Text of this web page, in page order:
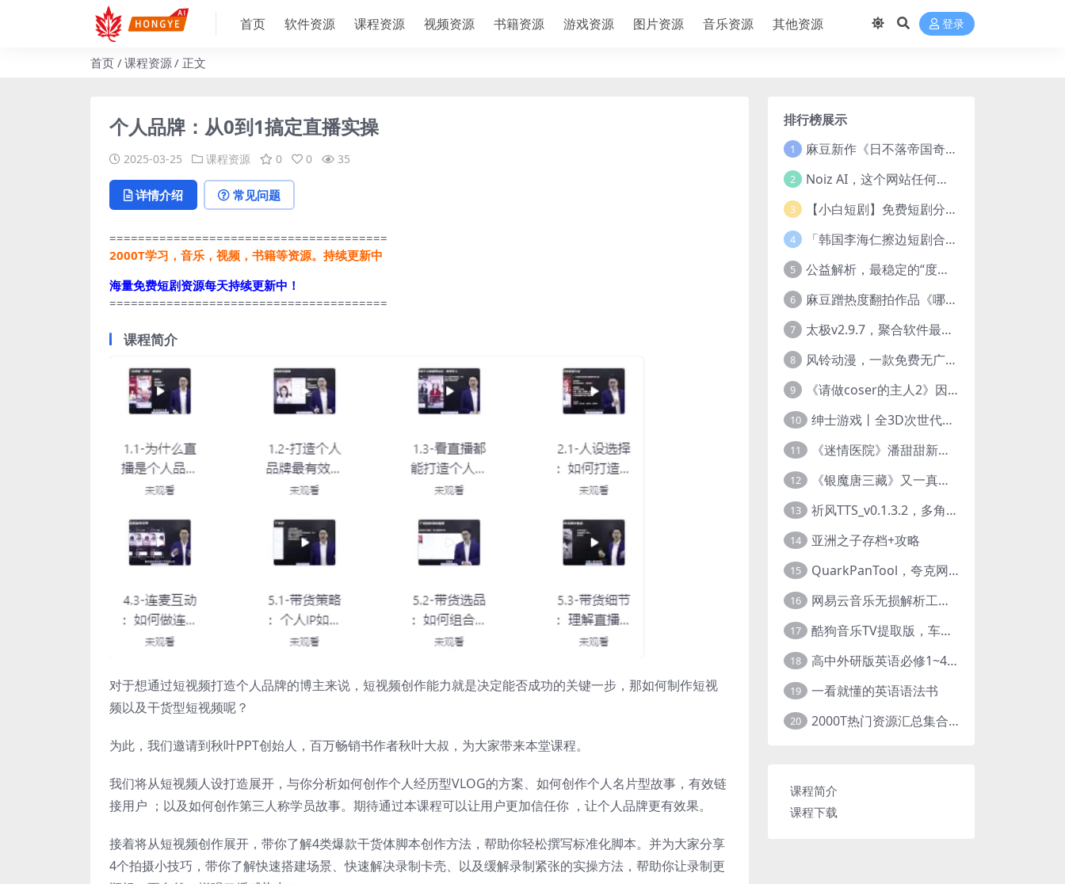
首页 软件资源 课程资源 视频资源 书籍资源 游戏资源 图片资源 音乐资源 其他资源 登录
首页 课程资源 正文
个人品牌：从0到1搞定直播实操
2025-03-25 课程资源 0 0 35
详情介绍 常见问题
=======================================
2000T学习，音乐，视频，书籍等资源。持续更新中
海量免费短剧资源每天持续更新中！
=======================================
课程简介
对于想通过短视频打造个人品牌的博主来说，短视频创作能力就是决定能否成功的关键一步，那如何制作短视
频以及干货型短视频呢？
为此，我们邀请到秋叶PPT创始人，百万畅销书作者秋叶大叔，为大家带来本堂课程。
我们将从短视频人设打造展开，与你分析如何创作个人经历型VLOG的方案、如何创作个人名片型故事，有效链
接用户 ；以及如何创作第三人称学员故事。期待通过本课程可以让用户更加信任你 ，让个人品牌更有效果。
接着将从短视频创作展开，带你了解4类爆款干货体脚本创作方法，帮助你轻松撰写标准化脚本。并为大家分享
4个拍摄小技巧，带你了解快速搭建场景、快速解决录制卡壳、以及缓解录制紧张的实操方法，帮助你让录制更
排行榜展示
1 麻豆新作《日不落帝国奇欲记》流出，已解除登录验证！
2 Noiz AI，这个网站任何声音都能克隆，完全免费
3 【小白短剧】免费短剧分享2025年1月3日
4 「韩国李海仁擦边短剧合集【15部中字54部原版】
5 公益解析，最稳定的“度盘”直链解析站，突破速度限制
6 麻豆蹭热度翻拍作品《哪吒之淫邪三龙女大战真阳魔童》 已上线
7 太极v2.9.7，聚合软件最新版，25+源也非常猛了！
8 风铃动漫，一款免费无广告的电脑端追番神器！
9 《请做coser的主人2》因“C度大”被Steam下架的真人美女互动游戏！
10 绅士游戏丨全3D次世代的黄油大作， 细腻逼真的双人互动狂想曲！
11 《迷情医院》潘甜甜新作？有点刺激的真人美女互动游戏
12 《银魔唐三藏》又一真人美女互动游戏，堪比M豆！
13 祈风TTS_v0.1.3.2，多角色Ai配音神器，丰富的热门音色
14 亚洲之子存档+攻略
15 QuarkPanTool，夸克网盘链接批量转存、分享和下载工具
16 网易云音乐无损解析工具，超清母带音质免费下载
17 酷狗音乐TV提取版，车机+安卓+TV三端会员互通
18 高中外研版英语必修1~4+考试技巧78讲全套视频
19 一看就懂的英语语法书
20 2000T热门资源汇总集合展示
课程简介
课程下载